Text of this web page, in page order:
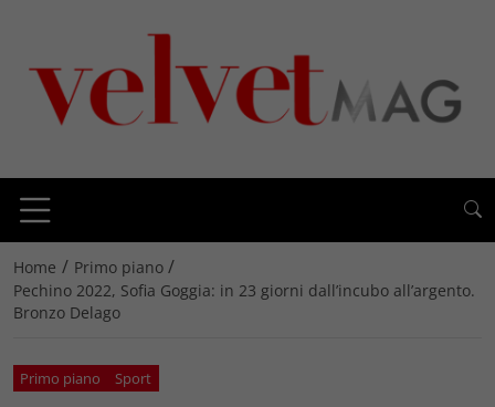
Home / Primo piano /
Pechino 2022, Sofia Goggia: in 23 giorni dall’incubo all’argento.
Bronzo Delago
Primo piano Sport